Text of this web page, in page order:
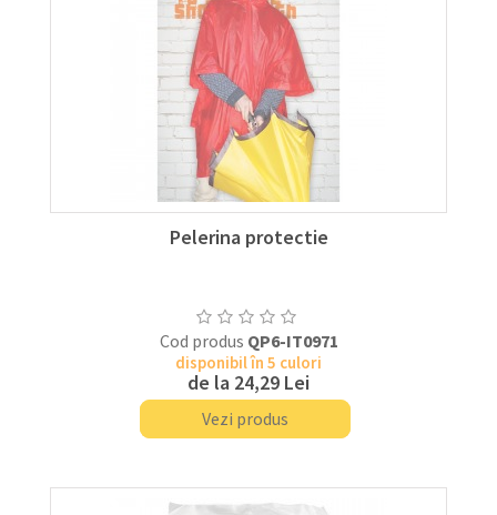
Pelerina protectie
Cod produs QP6-IT0971
disponibil în 5 culori
de la 24,29 Lei
Vezi produs